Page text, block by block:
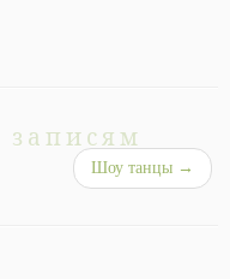
Шоу танцы →